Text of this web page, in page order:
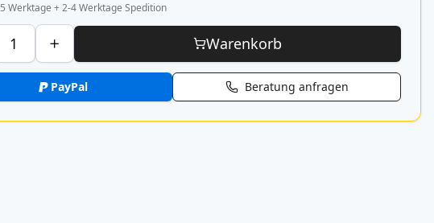
5 Werktage + 2-4 Werktage Spedition
Warenkorb
PayPal Beratung anfragen